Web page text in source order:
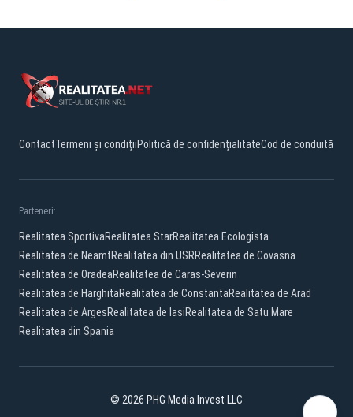
ContactTermeni și condițiiPolitică de confidențialitateCod de conduită
Parteneri:
Realitatea SportivaRealitatea StarRealitatea Ecologista
Realitatea de NeamtRealitatea din USRRealitatea de Covasna
Realitatea de OradeaRealitatea de Caras-Severin
Realitatea de HarghitaRealitatea de ConstantaRealitatea de Arad
Realitatea de ArgesRealitatea de IasiRealitatea de Satu Mare
Realitatea din Spania
© 2026 PHG Media Invest LLC